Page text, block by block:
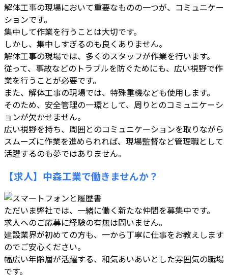
解体工事の現場において重要なものの一つが、コミュニケー
ションです。
集中して作業を行うことは大切です。
しかし、集中しすぎるのも良くありません。
解体工事の現場では、多くのスタッフが作業を行います。
従って、事故などのトラブルを防ぐためにも、広い視野で作
業を行うことが必要です。
また、解体工事の現場では、特殊重機なども使用します。
そのため、安全管理の一環として、周りとのコミュニケーシ
ョンが欠かせません。
広い視野を持ち、周囲とのコミュニケーションを取りながら
スムーズに作業を進められれば、現場監督など管理職として
活躍するのも夢ではありません。
【求人】中森工業で働きませんか？
ただいま弊社では、一緒に働く新たな仲間を募集中です。
求人へのご応募に経験の有無は問いません。
建設業界が初めての方も、一から丁寧に仕事をお教えします
のでご安心ください。
幅広い年齢層が活躍する、和気あいあいとした雰囲気の職場
です。